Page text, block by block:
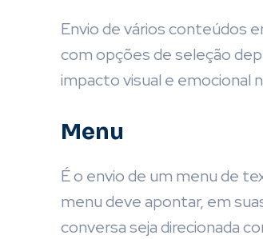
Envio de vários conteúdos
com opções de seleção
impacto visual e emocional
Menu
É o envio de um menu de
menu deve apontar, em
conversa seja direcionada